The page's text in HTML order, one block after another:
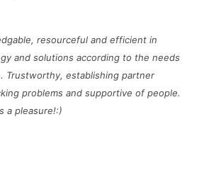
resourceful and efficient in
and solutions according to the needs
Trustworthy, establishing partner
problems and supportive of people.
a pleasure!:)